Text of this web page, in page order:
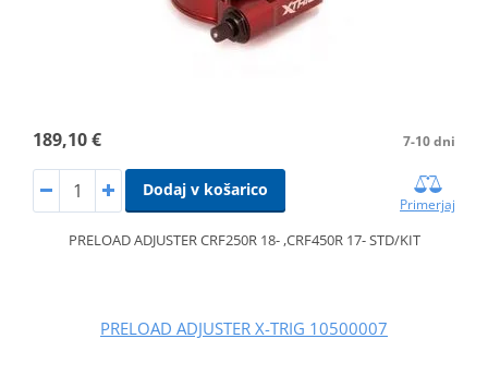
189,10 € 7-10 dni
Dodaj v košarico
Primerjaj
PRELOAD ADJUSTER CRF250R 18- ,CRF450R 17- STD/KIT
PRELOAD ADJUSTER X-TRIG 10500007